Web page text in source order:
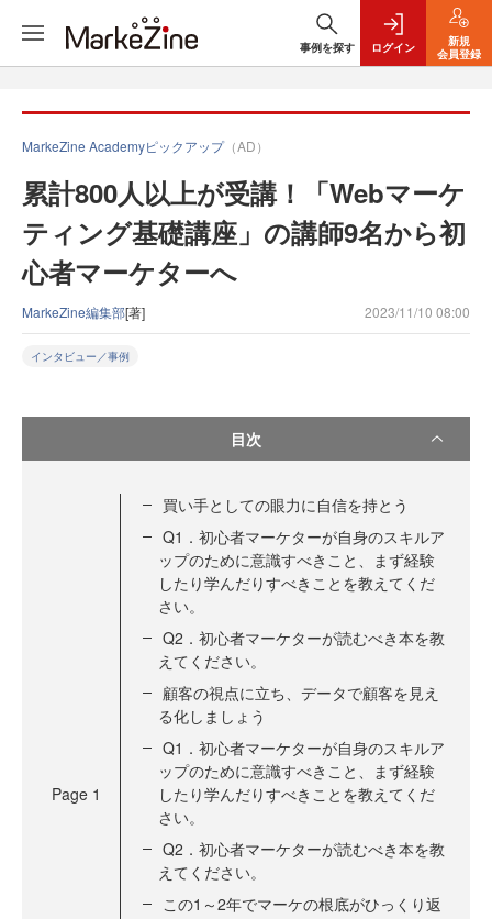
事例を探す ログイン
新規
会員登録
MarkeZine Academyピックアップ（AD）
累計800人以上が受講！「Webマーケ
ティング基礎講座」の講師9名から初
心者マーケターへ
MarkeZine編集部[著] 2023/11/10 08:00
インタビュー／事例
目次
Page 1
買い手としての眼力に自信を持とう
Q1．初心者マーケターが自身のスキルア
ップのために意識すべきこと、まず経験
したり学んだりすべきことを教えてくだ
さい。
Q2．初心者マーケターが読むべき本を教
えてください。
顧客の視点に立ち、データで顧客を見え
る化しましょう
Q1．初心者マーケターが自身のスキルア
ップのために意識すべきこと、まず経験
したり学んだりすべきことを教えてくだ
さい。
Q2．初心者マーケターが読むべき本を教
えてください。
この1～2年でマーケの根底がひっくり返